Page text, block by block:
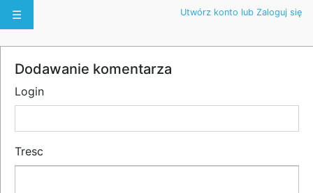
☰ Utwórz konto lub Zaloguj się
Dodawanie komentarza
Login
Tresc